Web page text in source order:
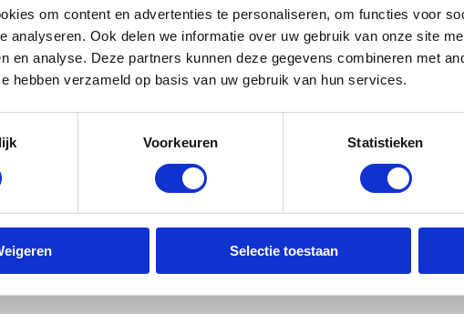
om content en advertenties te personaliseren, om functies voor
analyseren. Ook delen we informatie over uw gebruik van onze site
en analyse. Deze partners kunnen deze gegevens combineren met
hebben verzameld op basis van uw gebruik van hun services.
Voorkeuren Statistieken
Selectie toestaan
werken volgens de kwaliteitsrichtlijnen voor monumenten.
zijn opgesteld door deStichting Erkende
(ERM).
slaan
zetten zich in voor de continuïteit van het vakmanschap
voor de opleidingen, de bewaking van de kwaliteit
en certificering) en een goede voorlichting aan
Het GA-Platform komt drie keer per jaar bijeen om te
in de restauratiebranche. Daarnaast organiseert het
voor politici en beleidsmakers om op die manier een brug
en de werkvloer en te lobbyen voor kwaliteitsborging via